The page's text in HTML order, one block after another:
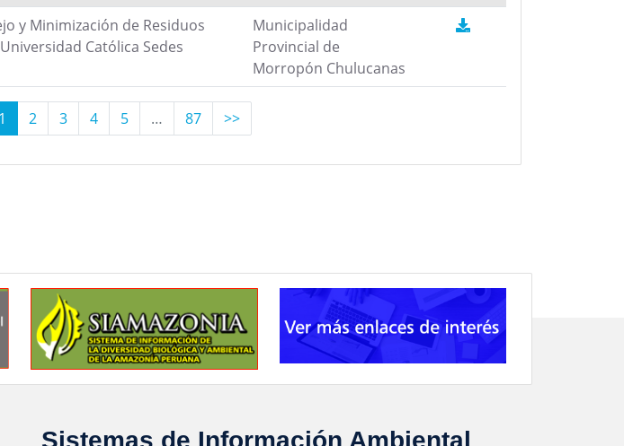
y Minimización de Residuos
Católica Sedes
Municipalidad
Provincial de
Morropón Chulucanas
1 2 3 4 5 … 87 >>
Sistemas de Información Ambiental